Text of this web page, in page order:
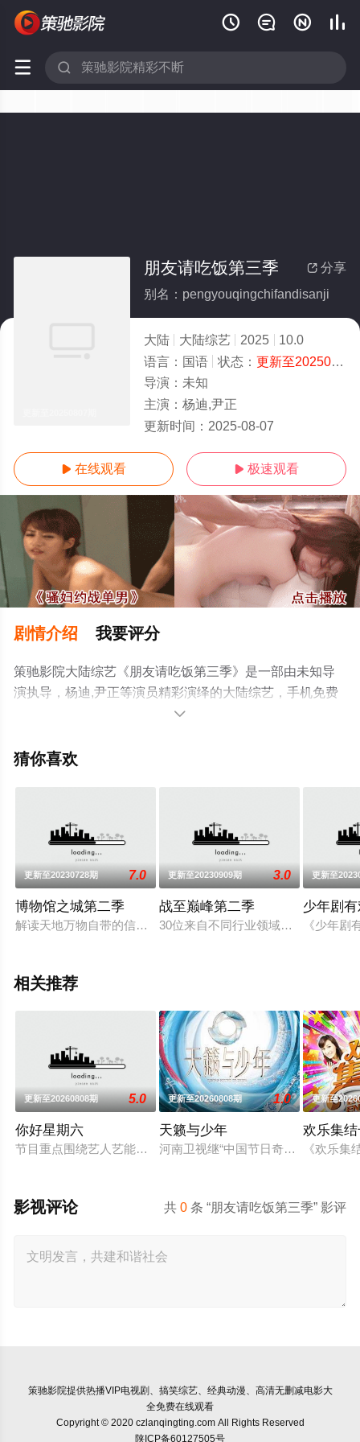
   
 
 分享
朋友请吃饭第三季
别名：pengyouqingchifandisanji
大陆 大陆综艺 2025
10.0
语言： 国语 状态： 更新至20250807期
导演： 未知
主演： 杨迪,尹正
更新时间： 2025-08-07
 在线观看  极速观看
剧情介绍 我要评分
策驰影院大陆综艺《朋友请吃饭第三季》是一部由未知导
演执导，杨迪,尹正等演员精彩演绎的大陆综艺，手机免费
观看高清未删减完整版综艺节目就上策驰电影网，更多相

猜你喜欢
更新至20230728期 7.0
博物馆之城第二季
解读天地万物自带的信息密码，梳理中华文明的发展历程与脉
更新至20230909期 3.0
战至巅峰第二季
30位来自不同行业领域的嘉宾将以电
更新至
少年剧
《少年
相关推荐
更新至20260808期 5.0
你好星期六
节目重点围绕艺人艺能的全面深度挖掘、流光溢彩的精品表演
更新至20260808期 1.0
天籁与少年
河南卫视继“中国节日奇妙游系列”IP
更新至
欢乐集
《欢乐
共0 条 “朋友请吃饭第三季” 影评
影视评论
策驰影院提供热播VIP电视剧、搞笑综艺、经典动漫、高清无删减电影大
全免费在线观看
Copyright © 2020 czlanqingting.com All Rights Reserved
陕ICP备60127505号